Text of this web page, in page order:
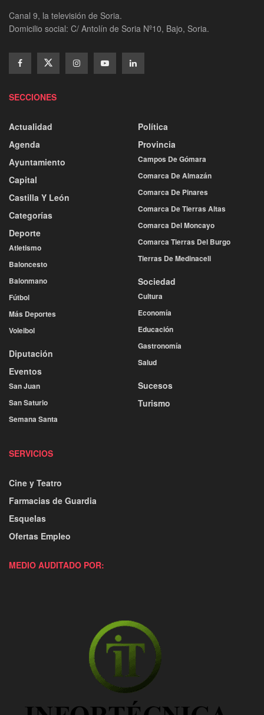
Canal 9, la televisión de Soria.
Domicilio social: C/ Antolín de Soria Nº10, Bajo, Soria.
SECCIONES
Actualidad
Agenda
Ayuntamiento
Capital
Castilla Y León
Categorías
Deporte
Atletismo
Baloncesto
Balonmano
Fútbol
Más Deportes
Voleibol
Diputación
Eventos
San Juan
San Saturio
Semana Santa
Política
Provincia
Campos De Gómara
Comarca De Almazán
Comarca De Pinares
Comarca De Tierras Altas
Comarca Del Moncayo
Comarca Tierras Del Burgo
Tierras De Medinaceli
Sociedad
Cultura
Economía
Educación
Gastronomía
Salud
Sucesos
Turismo
SERVICIOS
Cine y Teatro
Farmacias de Guardia
Esquelas
Ofertas Empleo
MEDIO AUDITADO POR: